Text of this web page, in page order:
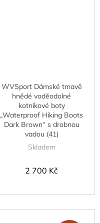
WVSport Dámské tmavě
hnědé voděodolné
kotníkové boty
„Waterproof Hiking Boots
Dark Brown“ s drobnou
vadou (41)
Skladem
2 700 Kč